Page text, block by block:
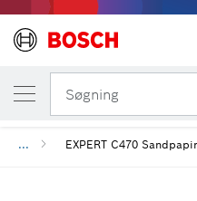
Søgning
... EXPERT C470
DIN VALGTE VARIANT
EXPERT C470